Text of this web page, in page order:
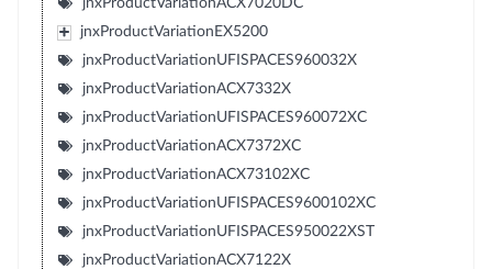
jnxProductVariationEX5200
jnxProductVariationUFISPACES960032X
jnxProductVariationACX7332X
jnxProductVariationUFISPACES960072XC
jnxProductVariationACX7372XC
jnxProductVariationACX73102XC
jnxProductVariationUFISPACES9600102XC
jnxProductVariationUFISPACES950022XST
jnxProductVariationACX7122X